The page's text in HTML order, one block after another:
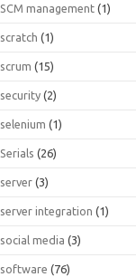
SCM management (1)
scratch (1)
scrum (15)
security (2)
selenium (1)
Serials (26)
server (3)
server integration (1)
social media (3)
software (76)